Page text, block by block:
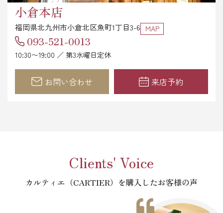
小倉本店
福岡県北九州市小倉北区魚町1丁目3-6 MAP
093-521-0013
10:30〜19:00 ／ 第3水曜日定休
お問い合わせ 来店予約
Clients' Voice
カルティエ（CARTIER）を購入したお客様の声